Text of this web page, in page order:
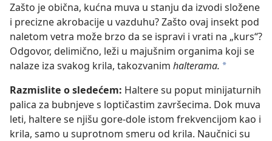
Zašto je obična, kućna muva u stanju da izvodi složene
i precizne akrobacije u vazduhu? Zašto ovaj insekt pod
naletom vetra može brzo da se ispravi i vrati na „kurs“?
Odgovor, delimično, leži u majušnim organima koji se
nalaze iza svakog krila, takozvanim halterama. a
Razmislite o sledećem: Haltere su poput minijaturnih
palica za bubnjeve s loptičastim završecima. Dok muva
leti, haltere se njišu gore-dole istom frekvencijom kao i
krila, samo u suprotnom smeru od krila. Naučnici su